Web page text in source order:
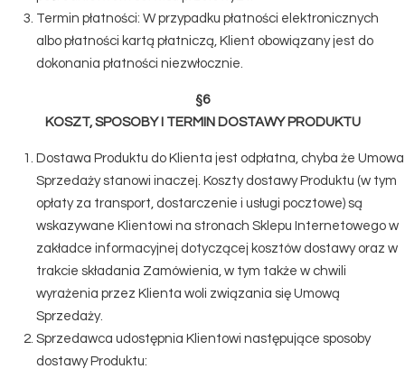
Termin płatności: W przypadku płatności elektronicznych
albo płatności kartą płatniczą, Klient obowiązany jest do
dokonania płatności niezwłocznie.
§6
KOSZT, SPOSOBY I TERMIN DOSTAWY PRODUKTU
Dostawa Produktu do Klienta jest odpłatna, chyba że Umowa
Sprzedaży stanowi inaczej. Koszty dostawy Produktu (w tym
opłaty za transport, dostarczenie i usługi pocztowe) są
wskazywane Klientowi na stronach Sklepu Internetowego w
zakładce informacyjnej dotyczącej kosztów dostawy oraz w
trakcie składania Zamówienia, w tym także w chwili
wyrażenia przez Klienta woli związania się Umową
Sprzedaży.
Sprzedawca udostępnia Klientowi następujące sposoby
dostawy Produktu: